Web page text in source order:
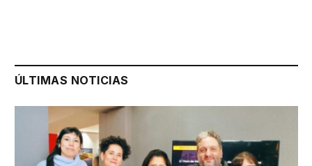
ÚLTIMAS NOTICIAS